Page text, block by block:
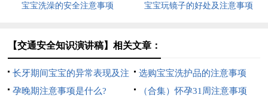
宝宝洗澡的安全注意事项 宝宝玩镜子的好处及注意事项
【交通安全知识演讲稿】相关文章：
长牙期间宝宝的异常表现及注
意事项
选购宝宝洗护品的注意事项
孕晚期注意事项是什么?
（合集）怀孕31周注意事项